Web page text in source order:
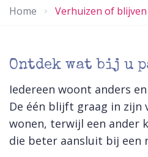
Home Verhuizen of blijven
Ontdek wat bij u
Iedereen woont anders
De één blijft graag in zijn
wonen, terwijl een ander
die beter aansluit bij een